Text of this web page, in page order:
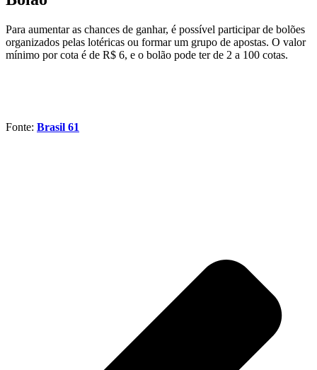
Para aumentar as chances de ganhar, é possível participar de bolões
organizados pelas lotéricas ou formar um grupo de apostas. O valor
mínimo por cota é de R$ 6, e o bolão pode ter de 2 a 100 cotas.
Fonte: Brasil 61